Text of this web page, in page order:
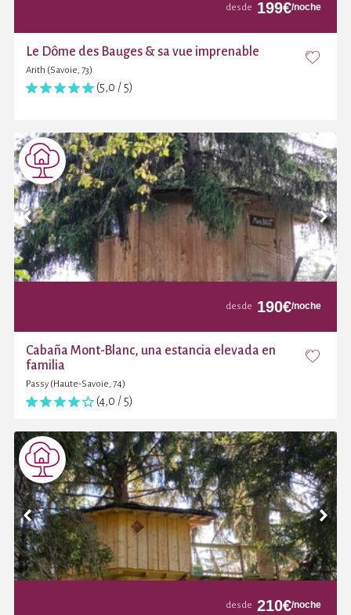
desde 199€/noche
Le Dôme des Bauges & sa vue imprenable
Arith (Savoie, 73)
(5,0 / 5)
desde 190€/noche
Cabaña Mont-Blanc, una estancia elevada en
familia
Passy (Haute-Savoie, 74)
(4,0 / 5)
desde 210€/noche